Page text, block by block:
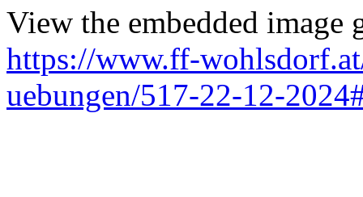
View the embedded image
https://www.ff-
uebungen/517-22-12-